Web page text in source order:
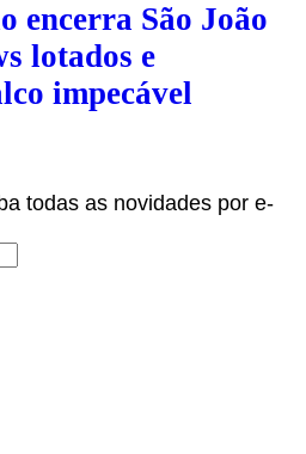
encerra São João
lotados e
impecável
todas as novidades por e-